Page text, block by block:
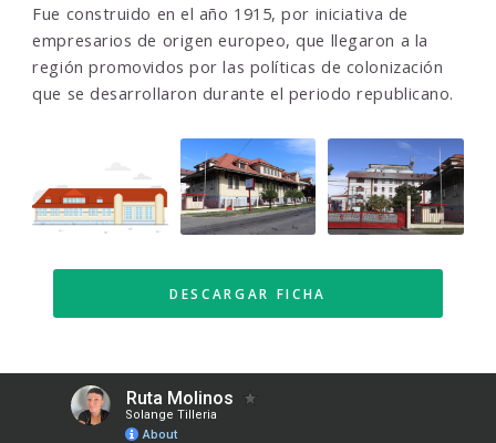
Fue construido en el año 1915, por iniciativa de
empresarios de origen europeo, que llegaron a la
región promovidos por las políticas de colonización
que se desarrollaron durante el periodo republicano.
DESCARGAR FICHA